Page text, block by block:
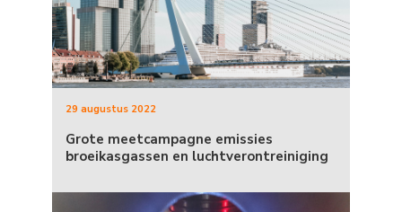
29 augustus 2022
Grote meetcampagne emissies
broeikasgassen en luchtverontreiniging